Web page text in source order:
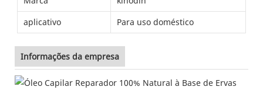
aplicativo
Para uso doméstico
Informações da empresa